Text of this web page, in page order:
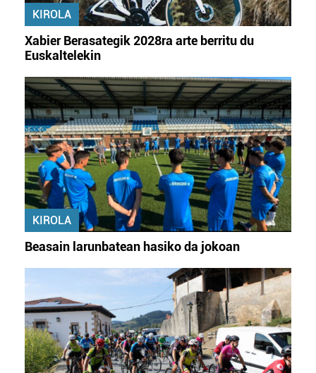
KIROLA
Xabier Berasategik 2028ra arte berritu du
Euskaltelekin
KIROLA
Beasain larunbatean hasiko da jokoan